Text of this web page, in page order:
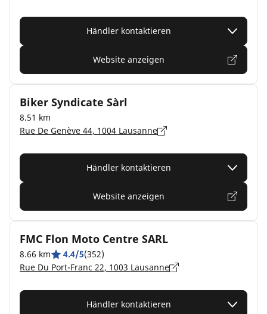
Händler kontaktieren
Website anzeigen
Biker Syndicate Sàrl
8.51 km
Rue De Genève 44, 1004 Lausanne
Händler kontaktieren
Website anzeigen
FMC Flon Moto Centre SARL
8.66 km 4.4/5(352)
Rue Du Port-Franc 22, 1003 Lausanne
Händler kontaktieren